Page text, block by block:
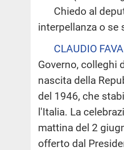
Chiedo al
interpellanza o se
CLAUDIO FAVA
Governo, colleghi
nascita della
del 1946, che
l'Italia. La
mattina del 2
offerto dal